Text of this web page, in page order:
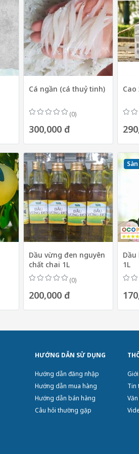
Cá ngần (cá thuỷ tinh)
(0)
300,000 đ
Cao
Dầu vừng đen nguyên
chất chai 1L
(0)
200,000 đ
Dầu
1L
HƯỚNG DẪN SỬ DỤNG
Hướng dẫn đăng nhập
Hướng dẫn mua hàng
Hướng dẫn bán hàng
Câu hỏi thường gặp
Tin